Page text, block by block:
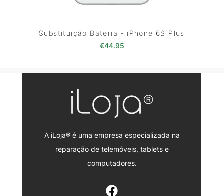
Substituição Bateria - iPhone 6S Plus
€44.95
A iLoja® é uma empresa especializada na
reparação de telemóveis, tablets e
computadores.